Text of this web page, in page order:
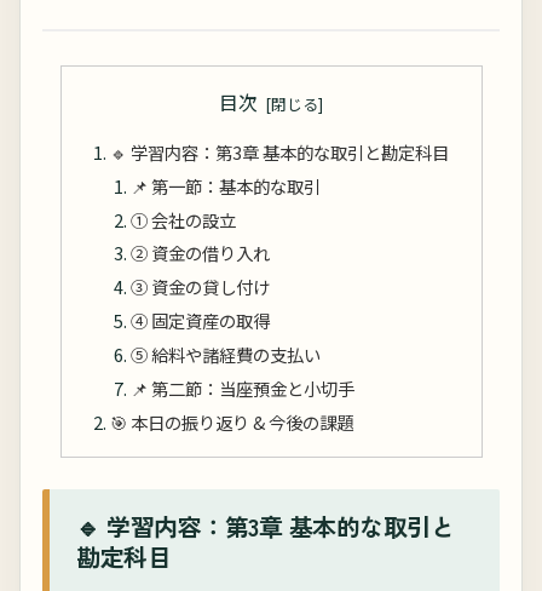
目次
🔹 学習内容：第3章 基本的な取引と勘定科目
📌 第一節：基本的な取引
➀ 会社の設立
➁ 資金の借り入れ
➂ 資金の貸し付け
④ 固定資産の取得
➄ 給料や諸経費の支払い
📌 第二節：当座預金と小切手
🎯 本日の振り返り & 今後の課題
🔹 学習内容：第3章 基本的な取引と
勘定科目